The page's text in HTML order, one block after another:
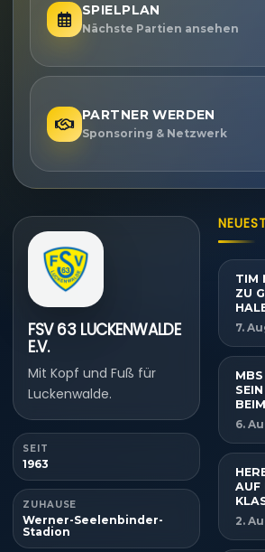
SPIELPLAN
Nächste Partien ansehen
PARTNER WERDEN
Sponsoring & Netzwerk
FSV 63 LUCKENWALDE
E.V.
Mit Kopf und Fuß für
Luckenwalde.
SEIT
1963
ZUHAUSE
Werner-Seelenbinder-
Stadion
TIM
ZU
7.
6.
AUF
2.